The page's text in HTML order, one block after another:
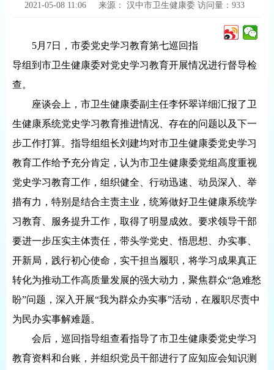
2021-05-08 11:06 来源： 汉中市卫生健康委 访问量： 933
5月7日，市委党史学习教育第七巡回指
导组到市卫生健康委对党史学习教育开展情况进行督导检
查。
座谈会上，市卫生健康委副主任李怀翠详细汇报了卫
生健康系统党史学习教育推进情况、存在的问题以及下一
步工作打算。指导组组长刘建均对市卫生健康委党史学习
教育工作给予充分肯定，认为市卫生健康委党组高度重视
党史学习教育工作，组织健全、行动迅速、动员深入、举
措有力，特别是结合主责主业，统筹做好卫生健康系统学
习教育、服务提升工作，取得了明显成效。要求领导干部
要进一步压实主体责任，带头学党史、悟思想、办实事、
开新局，践行初心使命，实干担当履职，将学习成果真正
转化为推动工作高质量发展的强大动力，聚焦群众“急难愁
盼”问题，深入开展“我为群众办实事”活动，在履职尽责中
为民办实事解难题。
会后，巡回指导组查看指导了市卫生健康委党史学习
教育资料和台账，并组织党员干部进行了应知应会知识测